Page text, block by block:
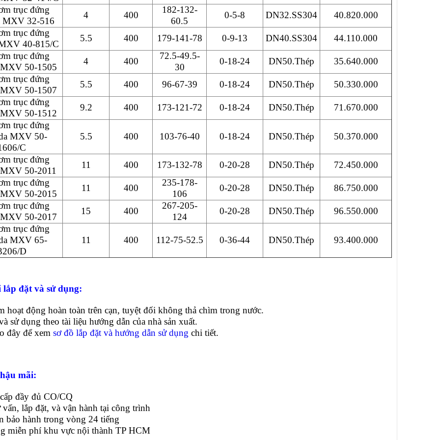
trục đứng
MXV 32-516
4 400
182-132-
60.5
0-5-8 DN32.SS304
40.820.000
trục đứng
40-815/C
5.5 400 179-141-78 0-9-13 DN40.SS304
44.110.000
trục đứng
50-1505
4 400
72.5-49.5-
30
0-18-24 DN50.Thép
35.640.000
trục đứng
50-1507
5.5 400 96-67-39 0-18-24 DN50.Thép
50.330.000
trục đứng
50-1512
9.2 400 173-121-72 0-18-24 DN50.Thép
71.670.000
trục đứng
MXV 50-
C
5.5 400 103-76-40 0-18-24 DN50.Thép 50.370.000
trục đứng
50-2011
11 400 173-132-78 0-20-28 DN50.Thép
72.450.000
trục đứng
50-2015
11 400
235-178-
106
0-20-28 DN50.Thép
86.750.000
trục đứng
50-2017
15 400
267-205-
124
0-20-28 DN50.Thép
96.550.000
trục đứng
MXV 65-
D
11 400 112-75-52.5 0-36-44 DN50.Thép 93.400.000
đặt và sử dụng:
hoạt động hoàn toàn trên cạn, tuyệt đối không thả chìm trong nước.
sử dụng theo tài liệu hướng dẫn của nhà sản xuất.
đây để xem sơ đồ lắp đặt và hướng dẫn sử dụng chi tiết.
mãi:
đầy đủ CO/CQ
lắp đặt, và vận hành tại công trình
bảo hành trong vòng 24 tiếng
miễn phí khu vực nội thành TP HCM